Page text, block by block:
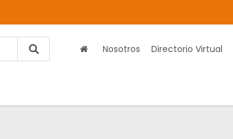
Nosotros Directorio Virtual